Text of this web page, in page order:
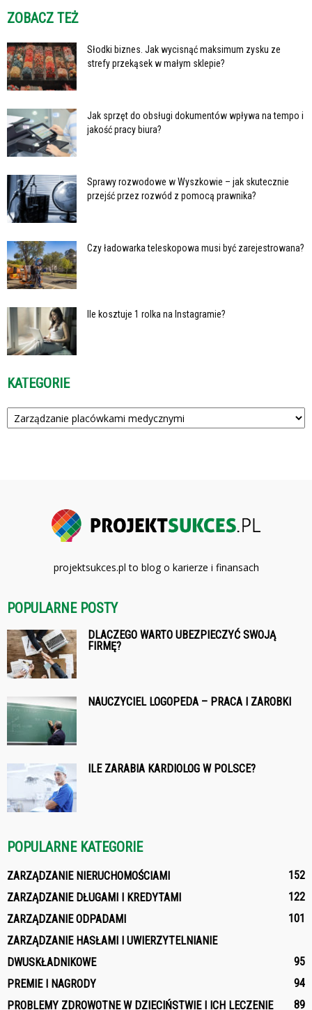
ZOBACZ TEŻ
Słodki biznes. Jak wycisnąć maksimum zysku ze
strefy przekąsek w małym sklepie?
Jak sprzęt do obsługi dokumentów wpływa na tempo i
jakość pracy biura?
Sprawy rozwodowe w Wyszkowie – jak skutecznie
przejść przez rozwód z pomocą prawnika?
Czy ładowarka teleskopowa musi być zarejestrowana?
Ile kosztuje 1 rolka na Instagramie?
KATEGORIE
Kategorie
projektsukces.pl to blog o karierze i finansach
POPULARNE POSTY
DLACZEGO WARTO UBEZPIECZYĆ SWOJĄ
FIRMĘ?
NAUCZYCIEL LOGOPEDA – PRACA I ZAROBKI
ILE ZARABIA KARDIOLOG W POLSCE?
POPULARNE KATEGORIE
ZARZĄDZANIE NIERUCHOMOŚCIAMI
152
ZARZĄDZANIE DŁUGAMI I KREDYTAMI
122
ZARZĄDZANIE ODPADAMI
101
ZARZĄDZANIE HASŁAMI I UWIERZYTELNIANIE
DWUSKŁADNIKOWE
95
PREMIE I NAGRODY
94
PROBLEMY ZDROWOTNE W DZIECIŃSTWIE I ICH LECZENIE
89